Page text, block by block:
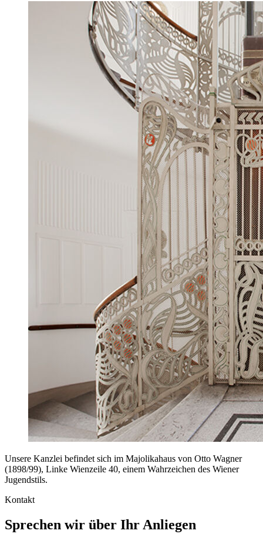
Unsere Kanzlei befindet sich im Majolikahaus von Otto Wagner
(1898/99), Linke Wienzeile 40, einem Wahrzeichen des Wiener
Jugendstils.
Kontakt
Sprechen wir über Ihr Anliegen